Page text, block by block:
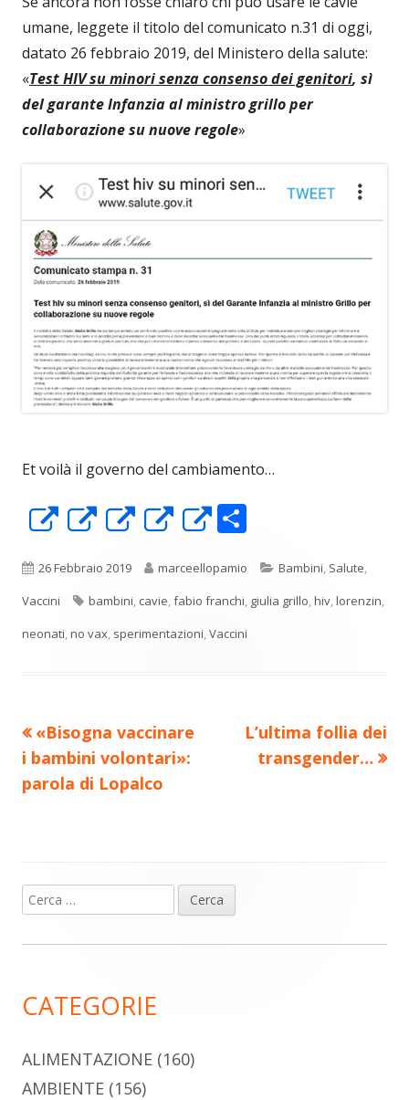
umane, leggete il titolo del comunicato n.31 di oggi,
datato 26 febbraio 2019, del Ministero della salute:
«Test HIV su minori senza consenso dei genitori, sì
del garante Infanzia al ministro grillo per
collaborazione su nuove regole»
Et voilà il governo del cambiamento…
Apre
una
nuova
finestra
Apre
una
nuova
finestra
Apre
una
nuova
finestra
Apre
una
nuova
finestra
Apre
una
nuova
finestra
n
di
Pubblicato
26 Febbraio 2019 Autore
marceellopamio Categorie
Bambini, Salute,
Vaccini
Tag
bambini, cavie,fabio franchi, giulia grillo,hiv,lorenzin,
neonati,no vax, sperimentazioni,Vaccini
Navigazione
articoli
Precedente
articolo:
«Bisogna vaccinare
i bambini volontari»:
parola di Lopalco
Nuovo
articolo:
L’ultima follia dei
transgender…
Barra
laterale
Ricerca
per:
CATEGORIE
ALIMENTAZIONE (160)
AMBIENTE (156)